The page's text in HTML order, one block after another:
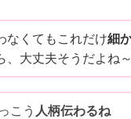
なくてもこれだけ細
、大丈夫そうだよね～
こう 人柄伝わるね